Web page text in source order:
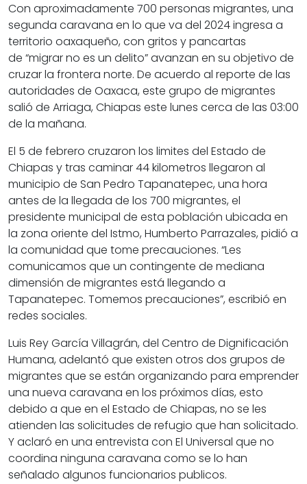
Con aproximadamente 700 personas migrantes, una
segunda caravana en lo que va del 2024 ingresa a
territorio oaxaqueño, con gritos y pancartas
de “migrar no es un delito”avanzan en su objetivo de
cruzar la frontera norte. De acuerdo al reporte de las
autoridades de Oaxaca, este grupo de migrantes
salió de Arriaga, Chiapas este lunes cerca de las 03:00
de la mañana.
El 5 de febrero cruzaron los limites del Estado de
Chiapas y tras caminar44 kilometros llegaron al
municipio de San Pedro Tapanatepec, una hora
antes de la llegada de los 700 migrantes, el
presidente municipal de esta población ubicada en
la zona oriente del Istmo, Humberto Parrazales, pidió a
la comunidad que tome precauciones. “Les
comunicamos que un contingente de mediana
dimensión de migrantes está llegando a
Tapanatepec. Tomemos precauciones”, escribió en
redes sociales.
Luis Rey García Villagrán, del Centro de Dignificación
Humana, adelantó que existen otros dos grupos de
migrantes que se están organizando para emprender
una nueva caravana en los próximos días, esto
debido a que en el Estado de Chiapas, no se les
atienden las solicitudes de refugio que han solicitado.
Y aclaró en una entrevista con El Universal que no
coordina ninguna caravana como se lo han
señalado algunos funcionarios publicos.